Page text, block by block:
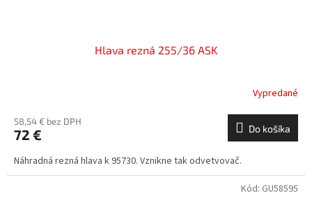
Hlava rezná 255/36 ASK
Vypredané
58,54 € bez DPH
72 € Do košíka
Náhradná rezná hlava k 95730. Vznikne tak odvetvovač.
Kód: GU58595